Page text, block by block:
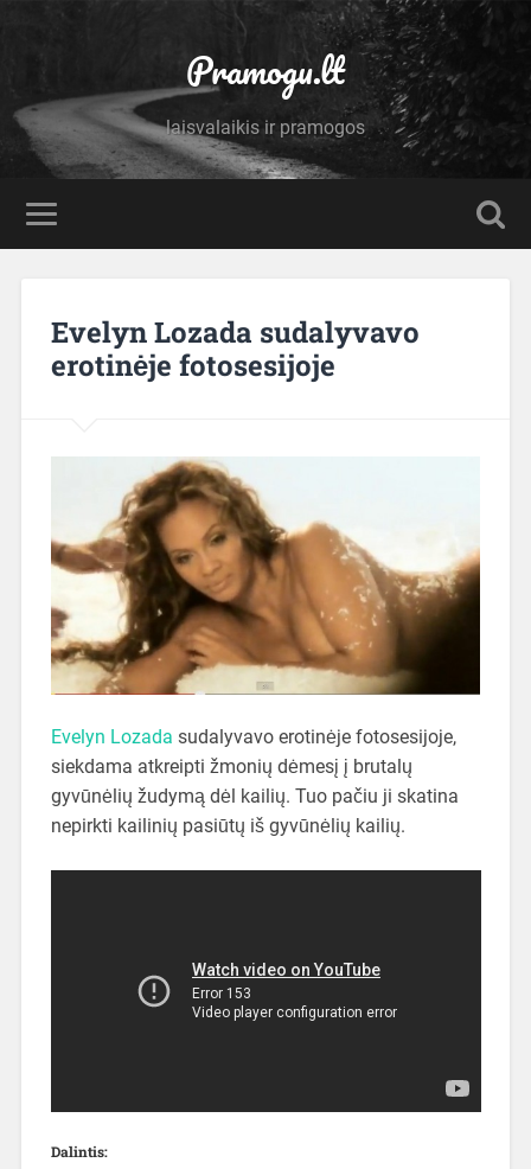
Pramogu.lt
laisvalaikis ir pramogos
Evelyn Lozada sudalyvavo
erotinėje fotosesijoje
Evelyn Lozada sudalyvavo erotinėje fotosesijoje,
siekdama atkreipti žmonių dėmesį į brutalų
gyvūnėlių žudymą dėl kailių. Tuo pačiu ji skatina
nepirkti kailinių pasiūtų iš gyvūnėlių kailių.
Dalintis: